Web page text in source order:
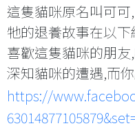
這隻貓咪原名叫可可
牠的退養故事在以下
喜歡這隻貓咪的朋
深知貓咪的遭遇,而
https://